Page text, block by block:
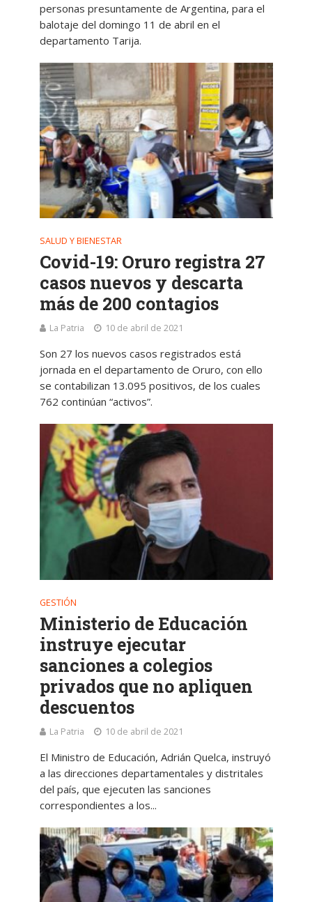
personas presuntamente de Argentina, para el
balotaje del domingo 11 de abril en el
departamento Tarija.
SALUD Y BIENESTAR
Covid-19: Oruro registra 27
casos nuevos y descarta
más de 200 contagios
La Patria 10 de abril de 2021
Son 27 los nuevos casos registrados está
jornada en el departamento de Oruro, con ello
se contabilizan 13.095 positivos, de los cuales
762 continúan “activos”.
GESTIÓN
Ministerio de Educación
instruye ejecutar
sanciones a colegios
privados que no apliquen
descuentos
La Patria 10 de abril de 2021
El Ministro de Educación, Adrián Quelca, instruyó
a las direcciones departamentales y distritales
del país, que ejecuten las sanciones
correspondientes a los...